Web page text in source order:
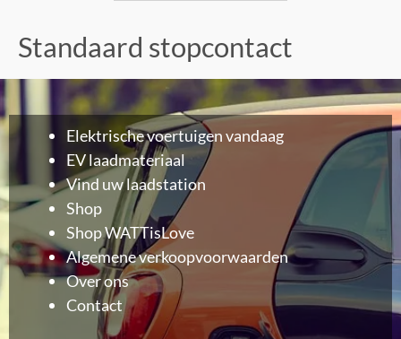
Standaard stopcontact
Elektrische voertuigen vandaag
EV laadmateriaal
Vind uw laadstation
Shop
Shop WATTisLove
Algemene verkoopvoorwaarden
Over ons
Contact